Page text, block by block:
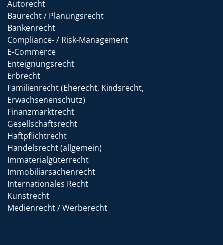
Autorecht
Baurecht / Planungsrecht
Bankenrecht
Compliance- / Risk-Management
E-Commerce
Enteignungsrecht
Erbrecht
Familienrecht (Eherecht, Kindsrecht,
Erwachsenenschutz)
Finanzmarktrecht
Gesellschaftsrecht
Haftpflichtrecht
Handelsrecht (allgemein)
Immaterialgüterrecht
Immobiliarsachenrecht
Internationales Recht
Kunstrecht
Medienrecht / Werberecht